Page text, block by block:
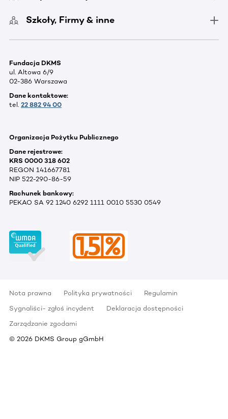
Szkoły, Firmy & inne
Fundacja DKMS
ul. Altowa 6/9
02-386 Warszawa
Dane kontaktowe:
tel. 22 882 94 00
Organizacja Pożytku Publicznego
Dane rejestrowe:
KRS 0000 318 602
REGON 141667781
NIP 522-290-86-59
Rachunek bankowy:
PEKAO SA 92 1240 6292 1111 0010 5530 0549
Nota prawna Polityka prywatności
Regulamin
Sygnaliści- zgłoś incydent
Deklaracja dostępności
Zarządzanie zgodami
© 2026 DKMS Group gGmbH